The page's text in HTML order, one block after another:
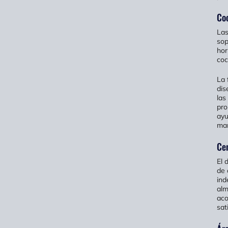
La
El
de